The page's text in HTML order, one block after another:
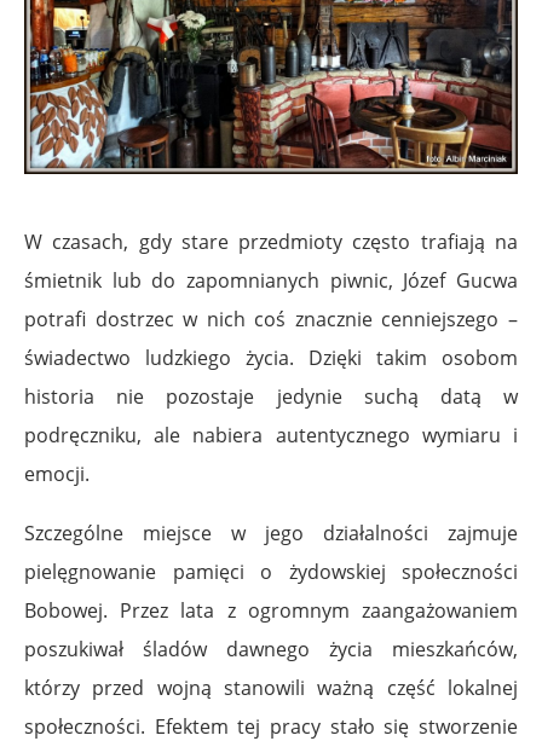
W czasach, gdy stare przedmioty często trafiają na
śmietnik lub do zapomnianych piwnic, Józef Gucwa
potrafi dostrzec w nich coś znacznie cenniejszego –
świadectwo ludzkiego życia. Dzięki takim osobom
historia nie pozostaje jedynie suchą datą w
podręczniku, ale nabiera autentycznego wymiaru i
emocji.
Szczególne miejsce w jego działalności zajmuje
pielęgnowanie pamięci o żydowskiej społeczności
Bobowej. Przez lata z ogromnym zaangażowaniem
poszukiwał śladów dawnego życia mieszkańców,
którzy przed wojną stanowili ważną część lokalnej
społeczności. Efektem tej pracy stało się stworzenie